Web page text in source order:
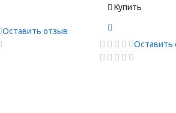
Оставить отзыв
Купить
Оставить